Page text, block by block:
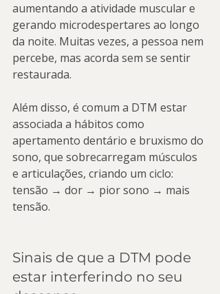
aumentando a atividade muscular e
gerando microdespertares ao longo
da noite. Muitas vezes, a pessoa nem
percebe, mas acorda sem se sentir
restaurada.
Além disso, é comum a DTM estar
associada a hábitos como
apertamento dentário e bruxismo do
sono, que sobrecarregam músculos
e articulações, criando um ciclo:
tensão → dor → pior sono → mais
tensão.
Sinais de que a DTM pode
estar interferindo no seu